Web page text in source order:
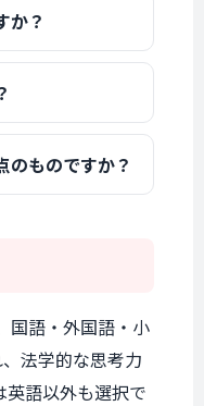
か？
のものですか？
国語・外国語・小
法学的な思考力
英語以外も選択で